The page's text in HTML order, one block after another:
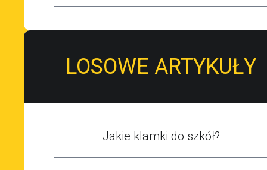
LOSOWE ARTYKUŁY
Jakie klamki do szkół?